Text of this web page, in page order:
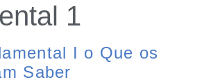
1
I o Que os
Saber